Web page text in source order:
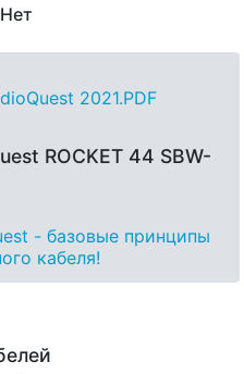
Нет
2021.PDF
ROCKET 44 SBW-
- базовые принципы
кабеля!